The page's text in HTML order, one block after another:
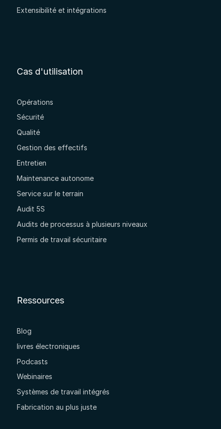
Extensibilité et intégrations
Cas d'utilisation
Opérations
Sécurité
Qualité
Gestion des effectifs
Entretien
Maintenance autonome
Service sur le terrain
Audit 5S
Audits de processus à plusieurs niveaux
Permis de travail sécuritaire
Ressources
Blog
livres électroniques
Podcasts
Webinaires
Systèmes de travail intégrés
Fabrication au plus juste